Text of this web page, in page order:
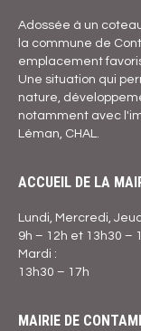
Adossée à un
la commune de
emplacement
Une situation qui
nature,
notamment avec
Léman, CHAL.
ACCUEIL DE LA
Lundi, Mercredi,
9h – 12h et 13h30 –
Mardi :
13h30 – 17h
MAIRIE DE